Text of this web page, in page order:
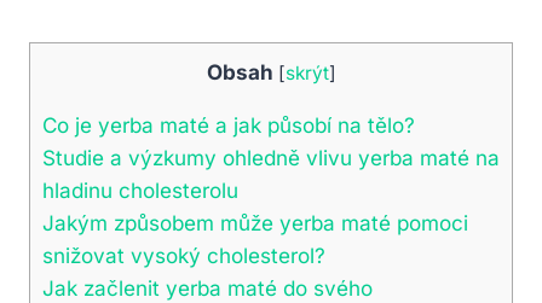
Obsah [skrýt]
Co je yerba maté a jak působí na tělo?
Studie a výzkumy ohledně vlivu yerba maté na
hladinu cholesterolu
Jakým způsobem může yerba maté pomoci
snižovat vysoký cholesterol?
Jak začlenit yerba maté do svého